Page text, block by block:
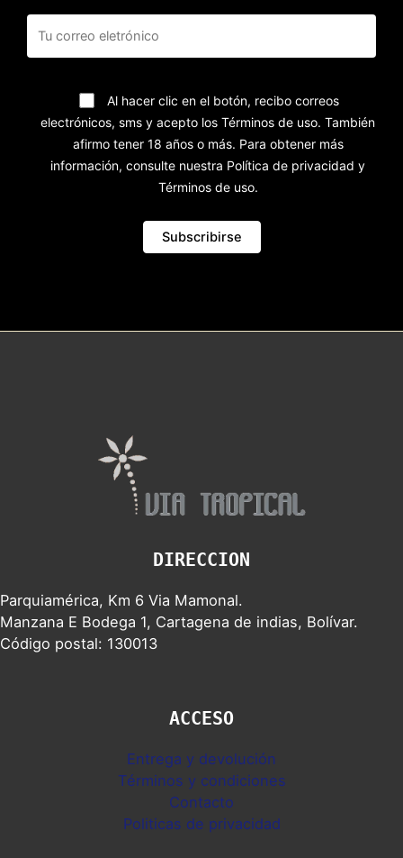
Al hacer clic en el botón, recibo correos
electrónicos, sms y acepto los Términos de uso. También
afirmo tener 18 años o más. Para obtener más
información, consulte nuestra Política de privacidad y
Términos de uso.
DIRECCION
Parquiamérica, Km 6 Via Mamonal.
Manzana E Bodega 1, Cartagena de indias, Bolívar.
Código postal: 130013
ACCESO
Entrega y devolución
Términos y condiciones
Contacto
Politicas de privacidad